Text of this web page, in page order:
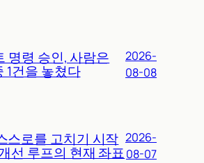
명령 승인, 사람은
1건을 놓쳤다
2026-
08-08
스로를 고치기 시작
선 루프의 현재 좌표
2026-
08-07